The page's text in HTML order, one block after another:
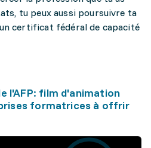
tu peux aussi poursuivre ta
certificat fédéral de capacité
l'AFP: film d'animation
formatrices à offrir